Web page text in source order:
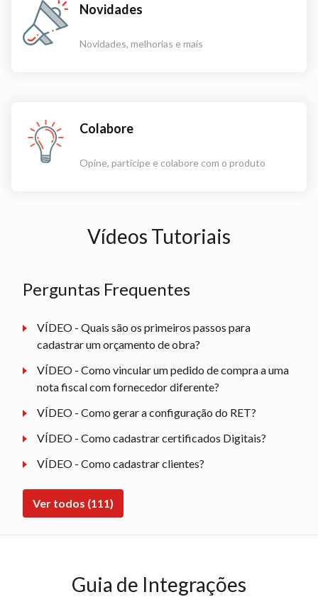
Novidades
Novidades, melhorias e mais
Colabore
Opine, participe e colabore com o produto
Vídeos Tutoriais
Perguntas Frequentes
VÍDEO - Quais são os primeiros passos para
cadastrar um orçamento de obra?
VÍDEO - Como vincular um pedido de compra a uma
nota fiscal com fornecedor diferente?
VÍDEO - Como gerar a configuração do RET?
VÍDEO - Como cadastrar certificados Digitais?
VÍDEO - Como cadastrar clientes?
Ver todos (111)
Guia de Integrações